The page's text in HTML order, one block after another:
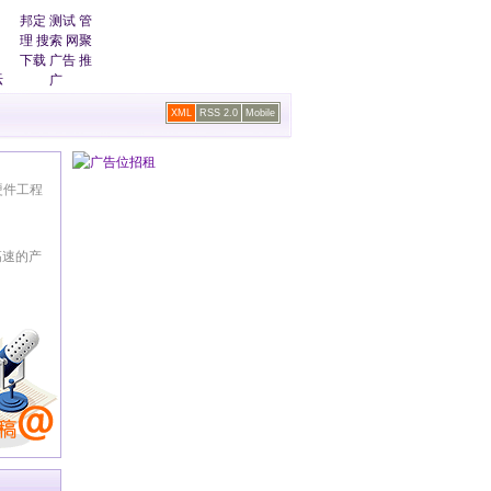
邦定 测试 管
理 搜索 网聚
下载 广告 推
广
XML RSS 2.0 Mobile
工程
的产